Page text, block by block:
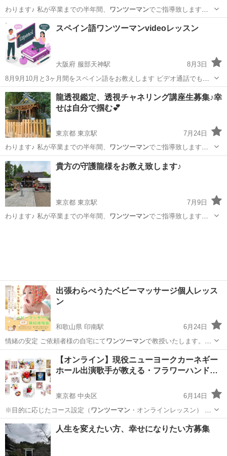
わります♪ 私が卒業までの半年間、 ワンツーマンでご指導致します😊
卒業生の方は龍…
東京 中央区 東京駅
スペイン語ワンツーマンvideoレッスン
大阪府 服部天神駅
8月3日
8月9月10月と3ヶ月間をスペイン語をお教えします ビデオ通話でも大
丈夫 です 南米ボリビアに在住しています 3ヶ月間 帰国のため ボリビ
アへ 帰国後も継続できます 日本にはない 南米 ならでわの生活感共有
できれば嬉しいです...
大阪 豊中市 服部天神駅 スペイン語 ワンツーマン
龍透視鑑定、透視チャネリング講座生募集♪幸
せは自分で掴む💕
東京都 東京駅
7月24日
わります♪ 私が卒業までの半年間、 ワンツーマンでご指導致します😊
龍透視鑑定、…
東京 中央区 東京駅 占い チャネリング
貴方の守護龍様をお教え致します♪
東京都 東京駅
7月9日
わります♪ 私が卒業までの半年間、 ワンツーマンでご指導致します😊
出張わらべうたベビーマッサージ個人レッス
ン
和歌山県 印南駅
6月24日
情緒の安定 ご依頼者様の自宅にてワンツーマンで教授いたします。
対 象:生後2…
ベビーマッサージ わらべうた
【オンライン】現役ニューヨークカーネギー
ホール出演歌手が教える・フラワーハンド…
東京都 中央区
6月14日
※目的に応じたコース設定（ ワンツーマン・オンラインレッスン） 自
分のペ…
東京 中央区 アートフラワー ハンドメイド
人生を変えたい方、幸せになりたい方募集